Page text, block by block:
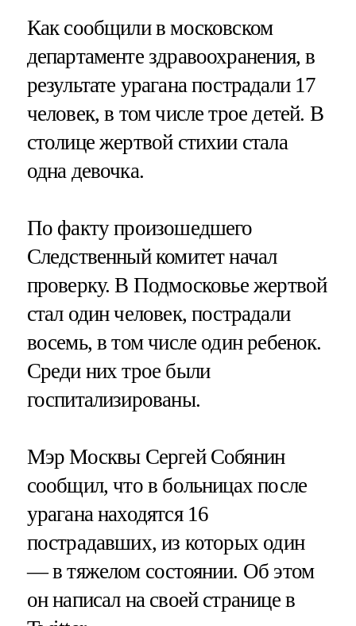
Как сообщили в московском
департаменте здравоохранения, в
результате урагана пострадали 17
человек, в том числе трое детей. В
столице жертвой стихии стала
одна девочка.
По факту произошедшего
Следственный комитет начал
проверку. В Подмосковье жертвой
стал один человек, пострадали
восемь, в том числе один ребенок.
Среди них трое были
госпитализированы.
Мэр Москвы Сергей Собянин
сообщил, что в больницах после
урагана находятся 16
пострадавших, из которых один
— в тяжелом состоянии. Об этом
он написал на своей странице в